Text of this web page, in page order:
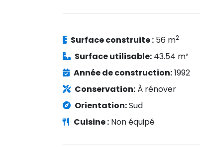
Surface construite : 56 m2
Surface utilisable: 43.54 m²
Année de construction:1992
Conservation: À rénover
Orientation:Sud
Cuisine : Non équipé